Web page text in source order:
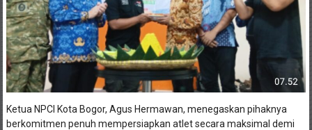
Ketua NPCI Kota Bogor, Agus Hermawan, menegaskan pihaknya
berkomitmen penuh mempersiapkan atlet secara maksimal demi